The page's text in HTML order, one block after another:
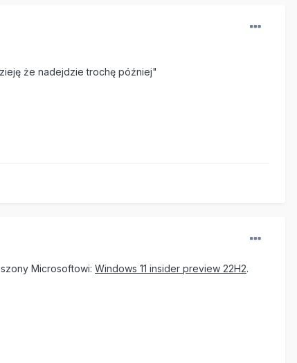
że nadejdzie trochę później"
Microsoftowi: Windows 11 insider preview 22H2.